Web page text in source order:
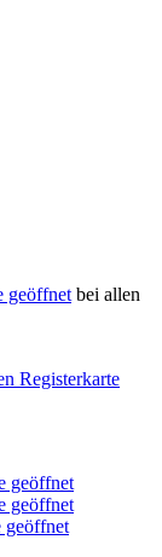
geöffnet bei allen
Registerkarte
geöffnet
geöffnet
geöffnet